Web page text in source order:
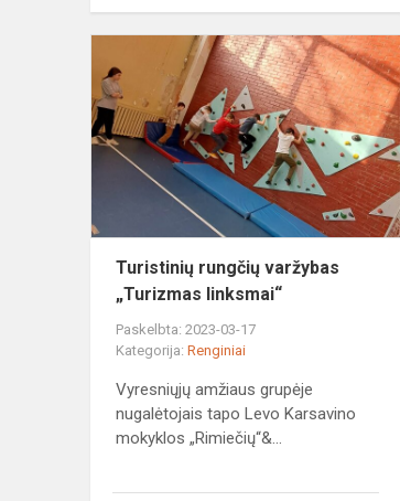
Turistinių rungčių varžybas
„Turizmas linksmai“
Paskelbta: 2023-03-17
Kategorija: Renginiai
Vyresniųjų amžiaus grupėje
nugalėtojais tapo Levo Karsavino
mokyklos „Rimiečių“&...